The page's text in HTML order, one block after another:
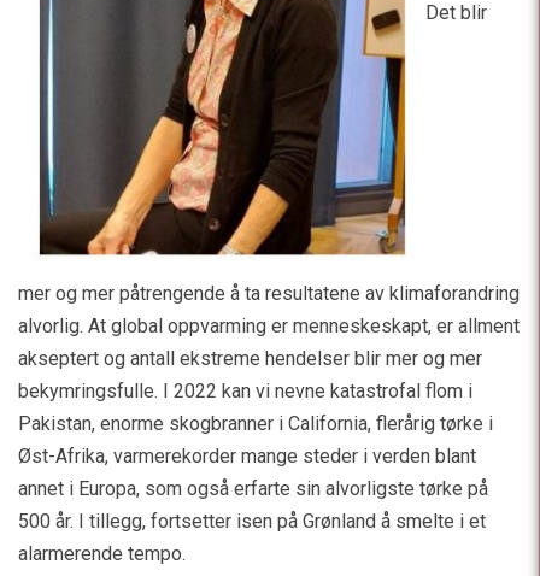
Det blir
mer og mer påtrengende å ta resultatene av klimaforandring
alvorlig. At global oppvarming er menneskeskapt, er allment
akseptert og antall ekstreme hendelser blir mer og mer
bekymringsfulle. I 2022 kan vi nevne katastrofal flom i
Pakistan, enorme skogbranner i California, flerårig tørke i
Øst-Afrika, varmerekorder mange steder i verden blant
annet i Europa, som også erfarte sin alvorligste tørke på
500 år. I tillegg, fortsetter isen på Grønland å smelte i et
alarmerende tempo.